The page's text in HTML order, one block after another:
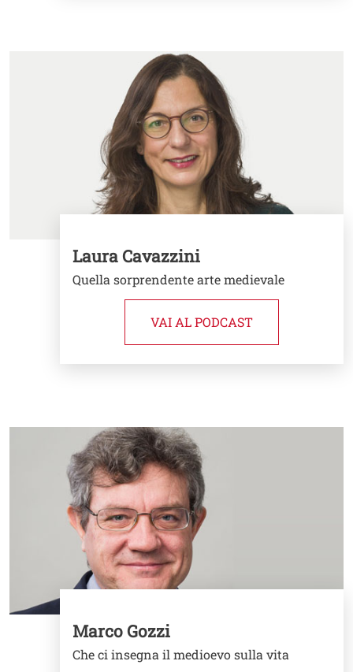
Laura Cavazzini
Quella sorprendente arte medievale
VAI AL PODCAST
Marco Gozzi
Che ci insegna il medioevo sulla vita